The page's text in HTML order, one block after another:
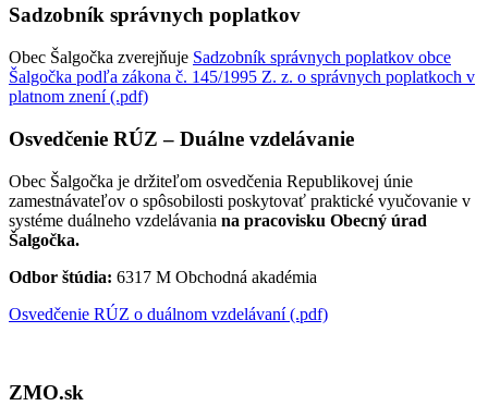
Sadzobník správnych poplatkov
Obec Šalgočka zverejňuje Sadzobník správnych poplatkov obce
Šalgočka podľa zákona č. 145/1995 Z. z. o správnych poplatkoch v
platnom znení (.pdf)
Osvedčenie RÚZ – Duálne vzdelávanie
Obec Šalgočka je držiteľom osvedčenia Republikovej únie
zamestnávateľov o spôsobilosti poskytovať praktické vyučovanie v
systéme duálneho vzdelávania na pracovisku Obecný úrad
Šalgočka.
Odbor štúdia: 6317 M Obchodná akadémia
Osvedčenie RÚZ o duálnom vzdelávaní (.pdf)
ZMO.sk